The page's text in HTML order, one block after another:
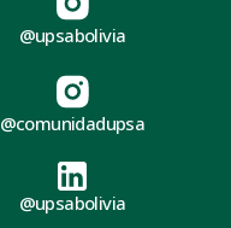
@upsabolivia
@comunidadupsa
@upsabolivia